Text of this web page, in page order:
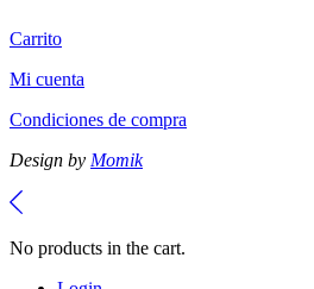
Carrito
Mi cuenta
Condiciones de compra
Design by Momik
No products in the cart.